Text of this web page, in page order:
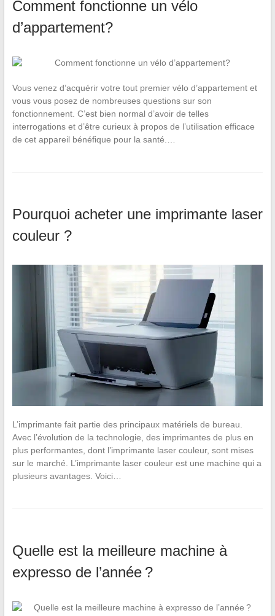
Comment fonctionne un vélo
d’appartement?
Vous venez d’acquérir votre tout premier vélo d’appartement et
vous vous posez de nombreuses questions sur son
fonctionnement. C’est bien normal d’avoir de telles
interrogations et d’être curieux à propos de l’utilisation efficace
de cet appareil bénéfique pour la santé.…
Pourquoi acheter une imprimante laser
couleur ?
L’imprimante fait partie des principaux matériels de bureau.
Avec l’évolution de la technologie, des imprimantes de plus en
plus performantes, dont l’imprimante laser couleur, sont mises
sur le marché. L’imprimante laser couleur est une machine qui a
plusieurs avantages. Voici…
Quelle est la meilleure machine à
expresso de l’année ?